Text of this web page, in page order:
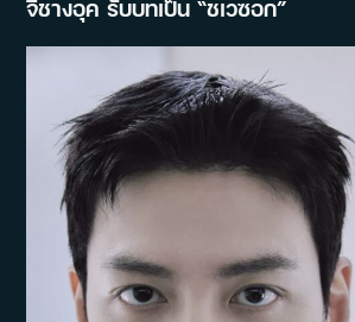
จีชางอุค รับบทเป็น “ชเวซอก”